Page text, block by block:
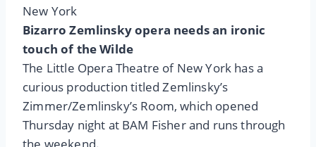
New York
Bizarro Zemlinsky opera needs an ironic
touch of the Wilde
The Little Opera Theatre of New York has a
curious production titled Zemlinsky’s
Zimmer/Zemlinsky’s Room, which opened
Thursday night at BAM Fisher and runs through